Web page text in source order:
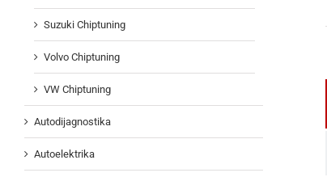
Suzuki Chiptuning
Volvo Chiptuning
VW Chiptuning
Autodijagnostika
Autoelektrika